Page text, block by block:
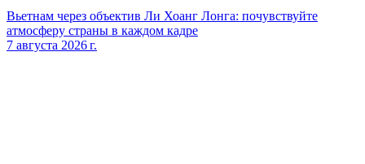
Вьетнам через объектив Ли Хоанг Лонга: почувствуйте
атмосферу страны в каждом кадре
7 августа 2026 г.